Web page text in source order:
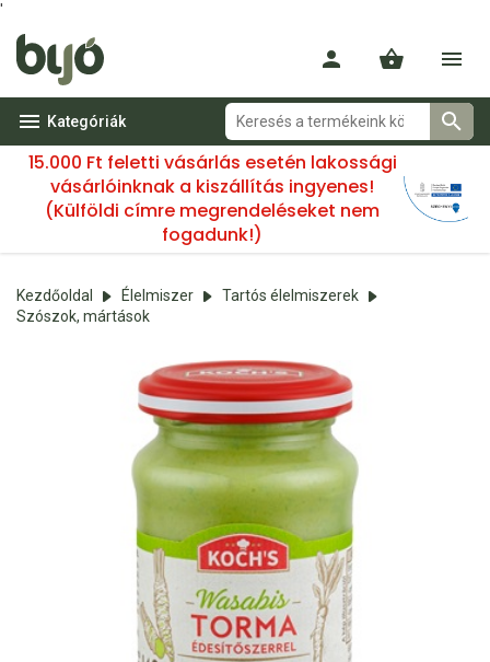
'
Kategóriák
15.000 Ft feletti vásárlás esetén lakossági
vásárlóinknak a kiszállítás ingyenes!
(Külföldi címre megrendeléseket nem
fogadunk!)
Kezdőoldal Élelmiszer
Tartós élelmiszerek
Szószok, mártások